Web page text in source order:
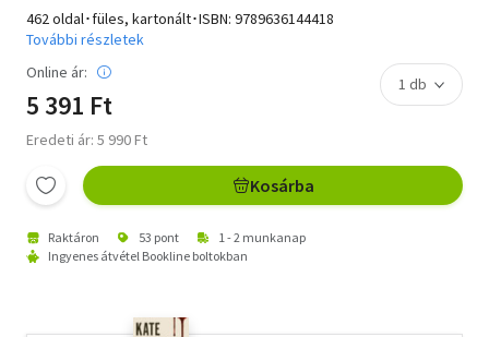
462 oldal･füles, kartonált･ISBN: 9789636144418
További részletek
Online ár:
5 391 Ft
Eredeti ár: 5 990 Ft
Kosárba
Raktáron 53 pont
1 - 2 munkanap
Ingyenes átvétel Bookline boltokban